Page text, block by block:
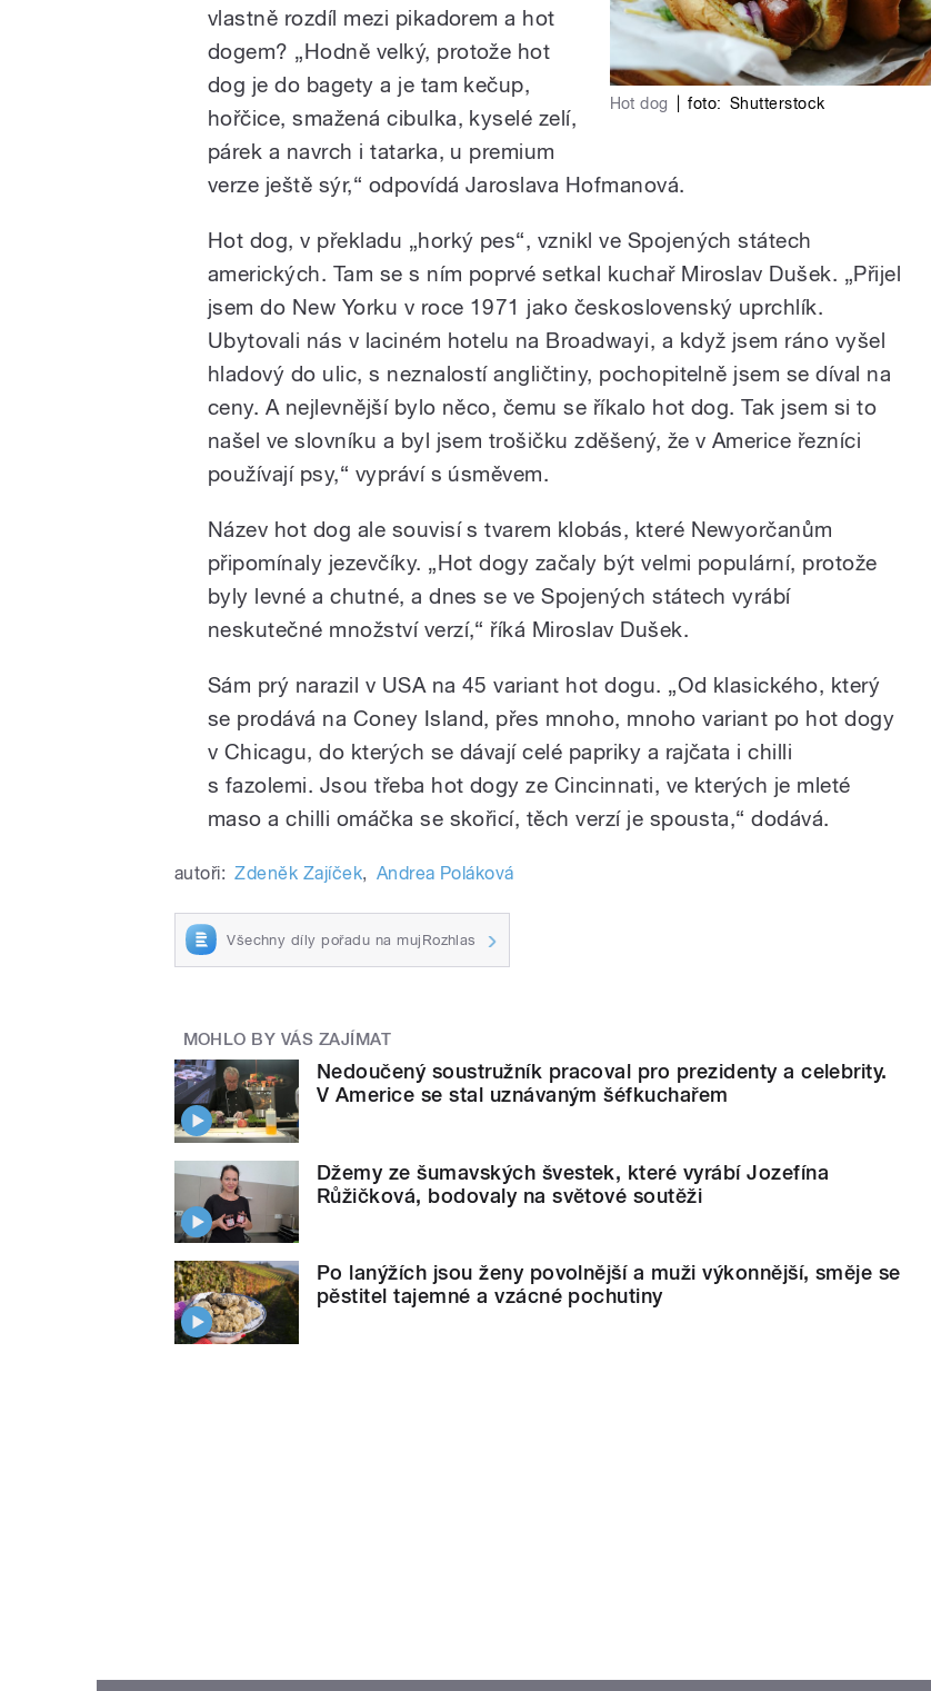
Hot dog foto: Shutterstock
vlastně rozdíl mezi pikadorem a hot
dogem? „Hodně velký, protože hot
dog je do bagety a je tam kečup,
hořčice, smažená cibulka, kyselé zelí,
párek a navrch i tatarka, u premium
verze ještě sýr,“ odpovídá Jaroslava Hofmanová.
Hot dog, v překladu „horký pes“, vznikl ve Spojených státech
amerických. Tam se s ním poprvé setkal kuchař Miroslav Dušek. „Přijel
jsem do New Yorku v roce 1971 jako československý uprchlík.
Ubytovali nás v laciném hotelu na Broadwayi, a když jsem ráno vyšel
hladový do ulic, s neznalostí angličtiny, pochopitelně jsem se díval na
ceny. A nejlevnější bylo něco, čemu se říkalo hot dog. Tak jsem si to
našel ve slovníku a byl jsem trošičku zděšený, že v Americe řezníci
používají psy,“ vypráví s úsměvem.
Název hot dog ale souvisí s tvarem klobás, které Newyorčanům
připomínaly jezevčíky. „Hot dogy začaly být velmi populární, protože
byly levné a chutné, a dnes se ve Spojených státech vyrábí
neskutečné množství verzí,“ říká Miroslav Dušek.
Sám prý narazil v USA na 45 variant hot dogu. „Od klasického, který
se prodává na Coney Island, přes mnoho, mnoho variant po hot dogy
v Chicagu, do kterých se dávají celé papriky a rajčata i chilli
s fazolemi. Jsou třeba hot dogy ze Cincinnati, ve kterých je mleté
maso a chilli omáčka se skořicí, těch verzí je spousta,“ dodává.
autoři: Zdeněk Zajíček, Andrea Poláková
Všechny díly pořadu na mujRozhlas
MOHLO BY VÁS ZAJÍMAT
Nedoučený soustružník pracoval pro prezidenty a celebrity.
V Americe se stal uznávaným šéfkuchařem
Džemy ze šumavských švestek, které vyrábí Jozefína
Růžičková, bodovaly na světové soutěži
Po lanýžích jsou ženy povolnější a muži výkonnější, směje se
pěstitel tajemné a vzácné pochutiny